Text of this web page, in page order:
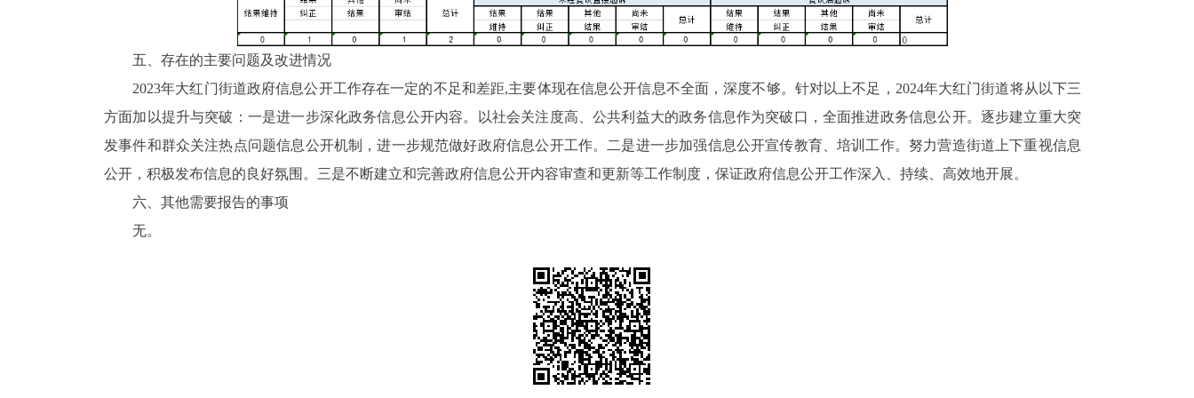
五、存在的主要问题及改进情况
2023年大红门街道政府信息公开工作存在一定的不足和差距,主要体现在信息公开信息不全面，深度不够。针对以上不足，2024年大红门街道将从以下三
方面加以提升与突破：一是进一步深化政务信息公开内容。以社会关注度高、公共利益大的政务信息作为突破口，全面推进政务信息公开。逐步建立重大突
发事件和群众关注热点问题信息公开机制，进一步规范做好政府信息公开工作。二是进一步加强信息公开宣传教育、培训工作。努力营造街道上下重视信息
公开，积极发布信息的良好氛围。三是不断建立和完善政府信息公开内容审查和更新等工作制度，保证政府信息公开工作深入、持续、高效地开展。
六、其他需要报告的事项
无。